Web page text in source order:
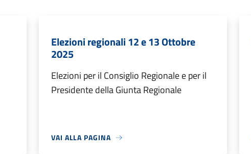
Elezioni regionali 12 e 13 Ottobre
2025
Elezioni per il Consiglio Regionale e per il
Presidente della Giunta Regionale
VAI ALLA PAGINA